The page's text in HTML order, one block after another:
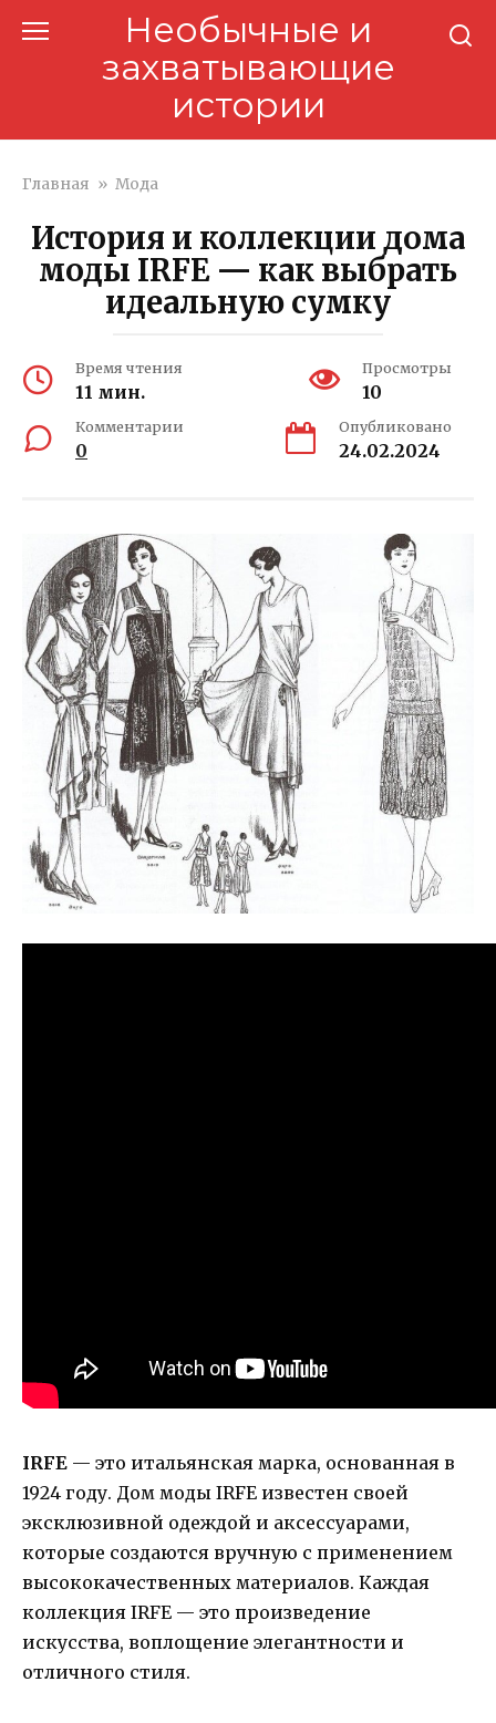
Необычные и
захватывающие
истории
Главная » Мода
История и коллекции дома
моды IRFE — как выбрать
идеальную сумку
Время чтения
11 мин.
Просмотры
10
Комментарии
0
Опубликовано
24.02.2024
IRFE — это итальянская марка, основанная в
1924 году. Дом моды IRFE известен своей
эксклюзивной одеждой и аксессуарами,
которые создаются вручную с применением
высококачественных материалов. Каждая
коллекция IRFE — это произведение
искусства, воплощение элегантности и
отличного стиля.